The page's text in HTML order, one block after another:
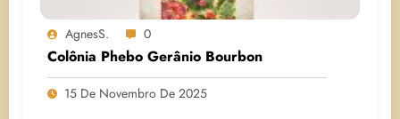
AgnesS. 0
Colônia Phebo Gerânio Bourbon
15 De Novembro De 2025